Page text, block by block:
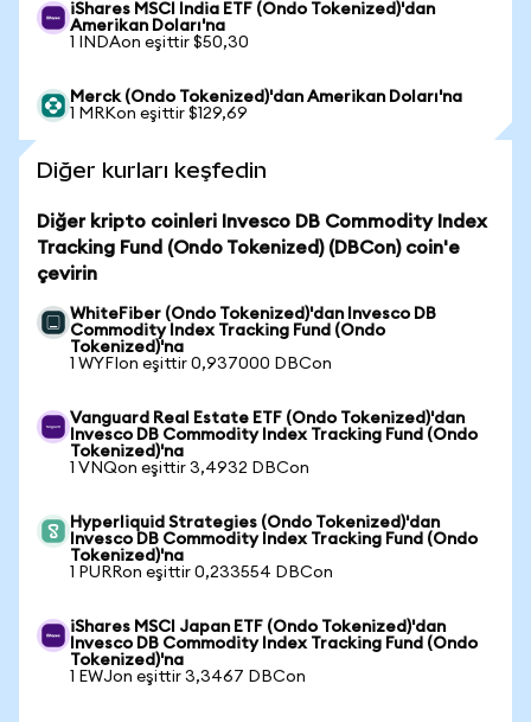
iShares MSCI India ETF (Ondo Tokenized)'dan
Amerikan Doları'na
1 INDAon eşittir $50,30
Merck (Ondo Tokenized)'dan Amerikan Doları'na
1 MRKon eşittir $129,69
Diğer kurları keşfedin
Diğer kripto coinleri Invesco DB Commodity Index
Tracking Fund (Ondo Tokenized) (DBCon) coin'e
çevirin
WhiteFiber (Ondo Tokenized)'dan Invesco DB
Commodity Index Tracking Fund (Ondo
Tokenized)'na
1 WYFIon eşittir 0,937000 DBCon
Vanguard Real Estate ETF (Ondo Tokenized)'dan
Invesco DB Commodity Index Tracking Fund (Ondo
Tokenized)'na
1 VNQon eşittir 3,4932 DBCon
Hyperliquid Strategies (Ondo Tokenized)'dan
Invesco DB Commodity Index Tracking Fund (Ondo
Tokenized)'na
1 PURRon eşittir 0,233554 DBCon
iShares MSCI Japan ETF (Ondo Tokenized)'dan
Invesco DB Commodity Index Tracking Fund (Ondo
Tokenized)'na
1 EWJon eşittir 3,3467 DBCon